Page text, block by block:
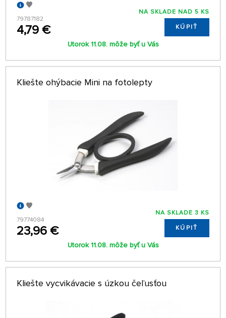
79787182
4,79 €
NA SKLADE NAD 5 KS
KÚPIŤ
Utorok 11.08. môže byť u Vás
Kliešte ohýbacie Mini na fotolepty
79774084
23,96 €
NA SKLADE 3 KS
KÚPIŤ
Utorok 11.08. môže byť u Vás
Kliešte vycvikávacie s úzkou čeľusťou